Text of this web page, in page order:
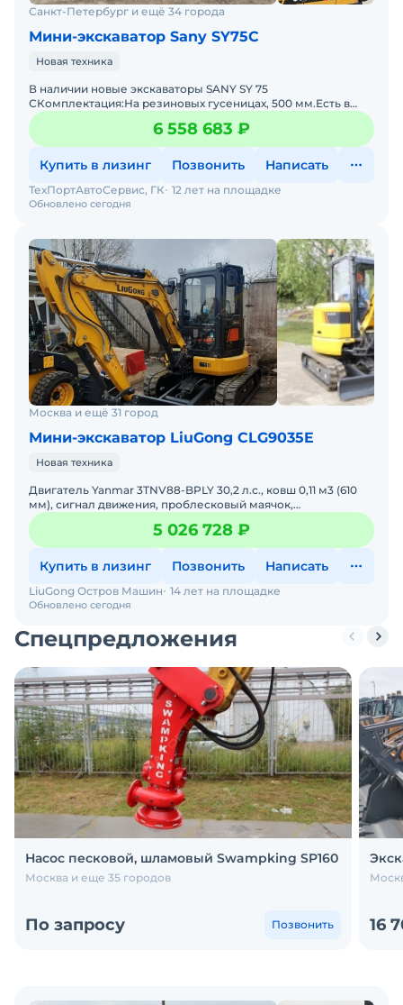
Санкт-Петербург и ещё 34 города
Мини-экскаватор Sany SY75C
Новая техника
В наличии новые экскаваторы SANY SY 75
СКомплектация:На резиновых гусеницах, 500 мм.Есть в
наличии - Металлические гусеницы, 500 мм.
(Опция)Передний отвалГидрол
6 558 683 ₽
Купить в лизинг Позвонить Написать
Обновлено сегодня
ТехПортАвтоСервис, ГК 12 лет на площадке
Москва и ещё 31 город
Мини-экскаватор LiuGong CLG9035E
Новая техника
Двигатель Yanmar 3TNV88-BPLY 30,2 л.с., ковш 0,11 м3 (610
мм), сигнал движения, проблесковый маячок,
обогреватель, кондиционер, магнитола, Бульдозерный
отвал, г
5 026 728 ₽
Купить в лизинг Позвонить Написать
Обновлено сегодня
LiuGong Остров Машин 14 лет на площадке
Спецпредложения
Насос песковой, шламовый Swampking SP160
Москва и еще 35 городов
По запросу Позвонить 16